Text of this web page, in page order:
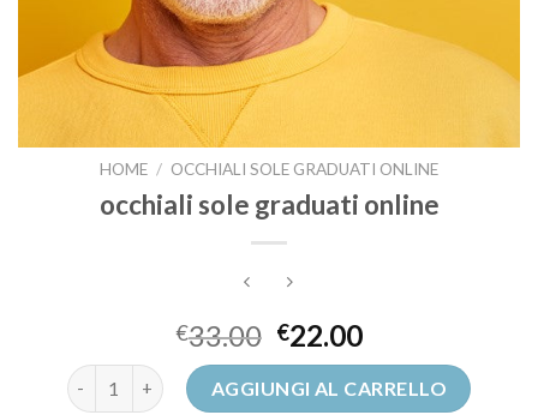
HOME / OCCHIALI SOLE GRADUATI ONLINE
occhiali sole graduati online
€33.00 €22.00
occhiali sole graduati online quantità
AGGIUNGI AL CARRELLO